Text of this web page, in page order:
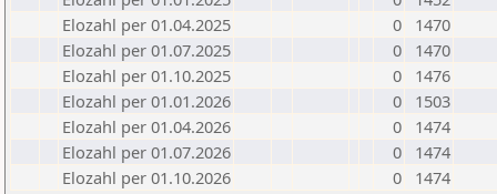
Elozahl per 01.04.2025
0
1470
Elozahl per 01.07.2025
0
1470
Elozahl per 01.10.2025
0
1476
Elozahl per 01.01.2026
0
1503
Elozahl per 01.04.2026
0
1474
Elozahl per 01.07.2026
0
1474
Elozahl per 01.10.2026
0 1474